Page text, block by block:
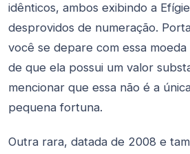
idênticos, ambos exibindo a
desprovidos de numeração.
você se depare com essa
de que ela possui um valor
mencionar que essa não é a
pequena fortuna.
Outra rara, datada de 2008 e